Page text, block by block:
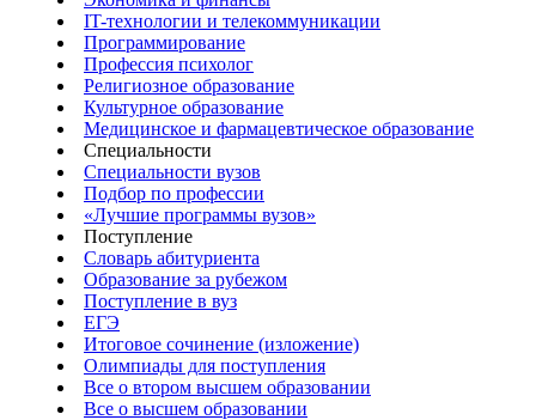
IT-технологии и телекоммуникации
Программирование
Профессия психолог
Религиозное образование
Культурное образование
Медицинское и фармацевтическое образование
Специальности
Специальности вузов
Подбор по профессии
«Лучшие программы вузов»
Поступление
Словарь абитуриента
Образование за рубежом
Поступление в вуз
ЕГЭ
Итоговое сочинение (изложение)
Олимпиады для поступления
Все о втором высшем образовании
Все о высшем образовании